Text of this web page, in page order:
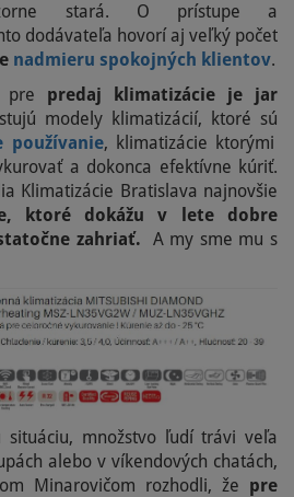
stará. O prístupe a
dodávateľa hovorí aj veľký počet
nadmieru spokojných klientov.
pre predaj klimatizácie je jar
modely klimatizácií, ktoré sú
používanie, klimatizácie ktorými
a dokonca efektívne kúriť.
Klimatizácie Bratislava najnovšie
ktoré dokážu v lete dobre
zahriať. A my sme mu s
situáciu, množstvo ľudí trávi veľa
alebo v víkendových chatách,
Minarovičom rozhodli, že pre